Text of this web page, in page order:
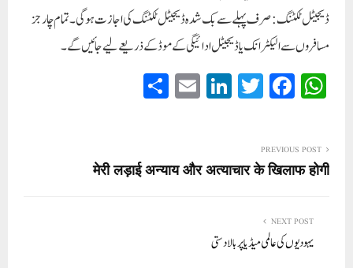
ڈیجیٹل ٹکٹنگ: صرف پہلے سے بک شدہ ڈیجیٹل ٹکٹنگ کی اجازت ہوگی۔ تمام چارجز
مسافروں سے الیکٹرانک یا ڈیجیٹل ادائیگی کے موڈ کے ذریعے لیے جائیں گے۔
W
ha
A
pp
Fa
ce
ok
T
wi
r
Li
nk
In
E
m
PREVIOUS POST
मेरी लड़ाई अन्याय और अत्याचार के खिलाफ होगी
NEXT POST
یہودیوں کی عالمی میڈیا پر بالادستی